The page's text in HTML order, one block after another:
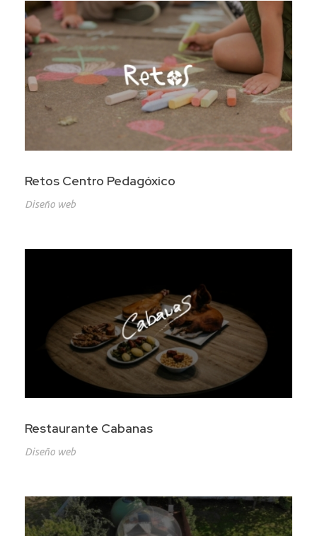
Retos Centro Pedagóxico
Diseño web
Restaurante Cabanas
Diseño web